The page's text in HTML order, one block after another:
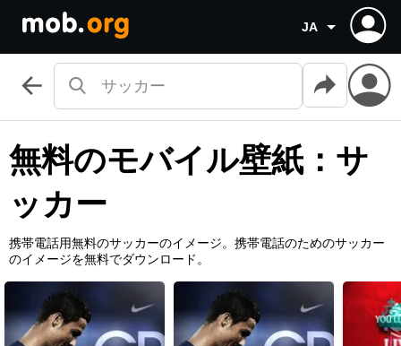
JA
無料のモバイル壁紙：サ
ッカー
携帯電話用無料のサッカーのイメージ。携帯電話のためのサッカー
のイメージを無料でダウンロード。